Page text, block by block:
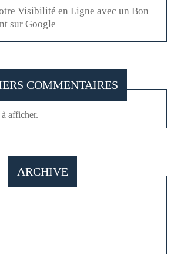
Visibilité en Ligne avec un Bon
sur Google
COMMENTAIRES
afficher.
ARCHIVE